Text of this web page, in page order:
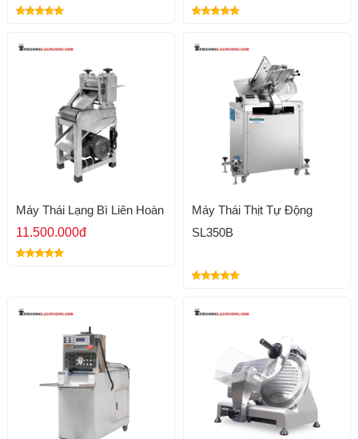
Máy Thái Lạng Bì Liên Hoàn
11.500.000đ
Máy Thái Thịt Tự Động
SL350B